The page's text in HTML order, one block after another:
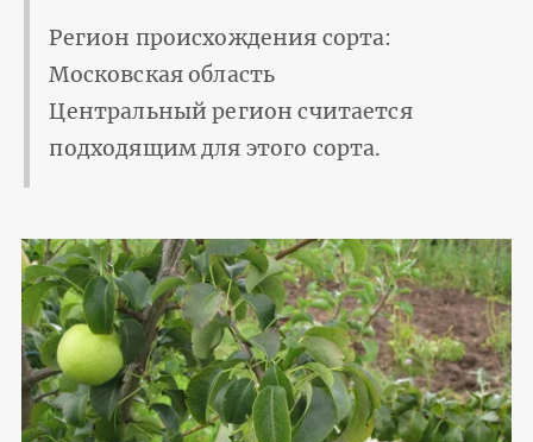
Регион происхождения сорта:
Московская область
Центральный регион считается
подходящим для этого сорта.